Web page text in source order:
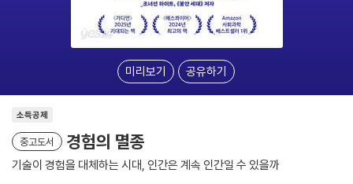
미리보기 공유하기
소득공제
중고도서 경험의 멸종
기술이 경험을 대체하는 시대, 인간은 계속 인간일 수 있을까